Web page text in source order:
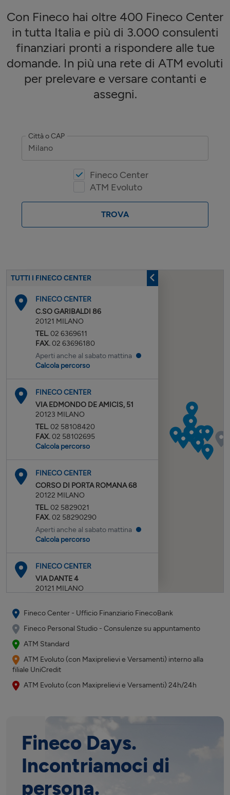
Con Fineco hai oltre 400 Fineco Center
in tutta Italia e più di 3.000 consulenti
finanziari pronti a rispondere alle tue
domande. In più una rete di ATM evoluti
per prelevare e versare contanti e
assegni.
Città o CAP
Fineco Center
ATM Evoluto
TROVA
TUTTI I FINECO CENTER
FINECO CENTER
C.SO GARIBALDI 86
20121 MILANO
TEL.02 6369611
FAX.02 63696180
Aperti anche al sabato mattina
Calcola percorso
FINECO CENTER
VIA EDMONDO DE AMICIS, 51
20123 MILANO
TEL.02 58108420
FAX.02 58102695
Calcola percorso
FINECO CENTER
CORSO DI PORTA ROMANA 68
20122 MILANO
TEL.02 5829021
FAX.02 58290290
Aperti anche al sabato mattina
Calcola percorso
FINECO CENTER
VIA DANTE 4
20121 MILANO
FAX.02 72105051
FINECO CENTER
C.SO VERCELLI,7
20144 MILANO
TEL.
02 433086
FINECO CENTER
P.ZZA VELASCA, 10
20122MILANO
TEL. 02 6711111
FAX. 02 67111150
Fineco Center - Ufficio Finanziario FinecoBank
Fineco Personal Studio - Consulenze su appuntamento
ATM Standard
ATM Evoluto (con Maxiprelievi e Versamenti) interno alla
filiale UniCredit
ATM Evoluto (con Maxiprelievi e Versamenti) 24h/24h
Fineco Days.
Incontriamoci di
persona.